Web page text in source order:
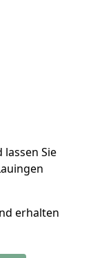
Sie
erhalten